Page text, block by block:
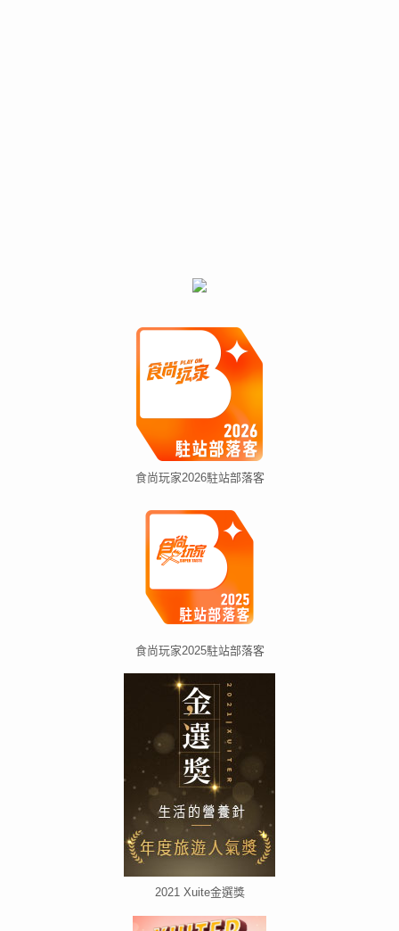
食尚玩家2026駐站部落客
食尚玩家2025駐站部落客
2021 Xuite金選獎